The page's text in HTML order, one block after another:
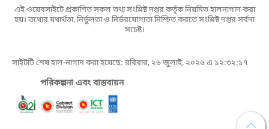
এই ওয়েবসাইটে প্রকাশিত সকল তথ্য সংশ্লিষ্ট দপ্তর কর্তৃক নিয়মিত হালনাগাদ করা
হয়। তথ্যের যথার্থতা, নির্ভুলতা ও নির্ভরযোগ্যতা নিশ্চিত করতে সংশ্লিষ্ট দপ্তর সর্বদা
সচেষ্ট।
সাইটটি শেষ হাল-নাগাদ করা হয়েছে: রবিবার, ২৬ জুলাই, ২০২৬ এ ১২:৩২:১৭
পরিকল্পনা এবং বাস্তবায়ন